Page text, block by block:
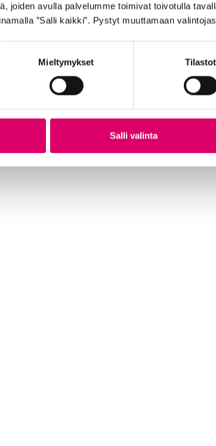
joiden avulla palvelumme toimivat toivotulla
”Salli kaikki”. Pystyt muuttamaan
Mieltymykset Tilastot
Salli valinta
GOLDEN BOY SISÄRENGAS 24″ 40/